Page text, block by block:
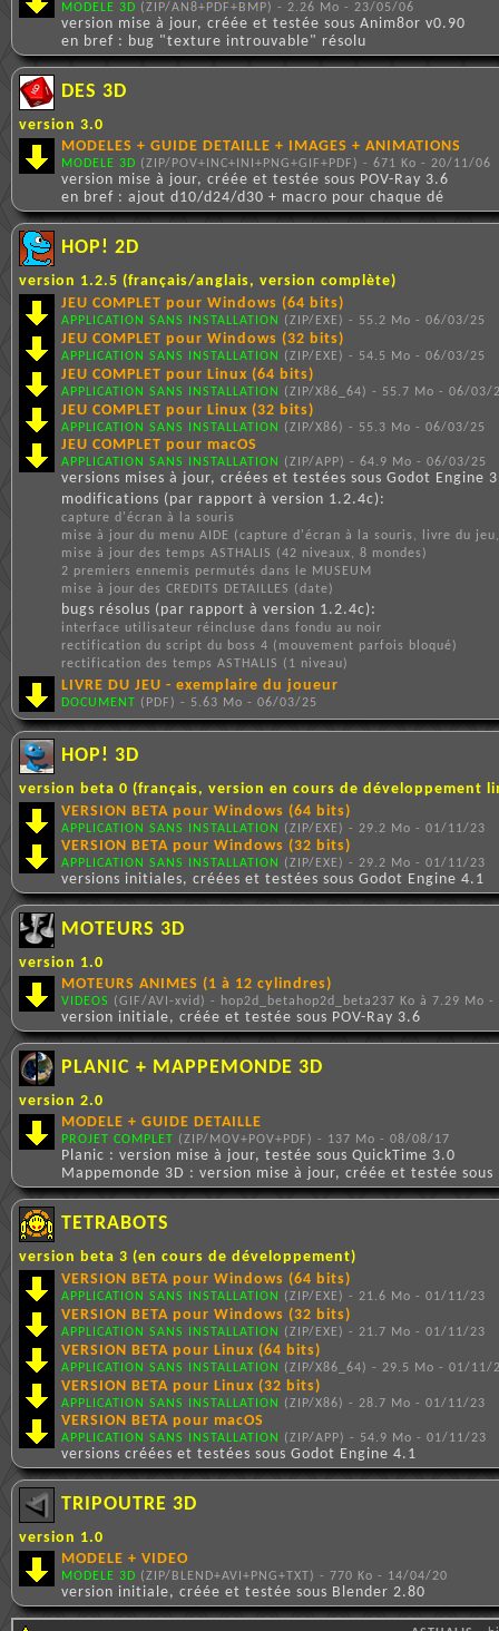
MODELE 3D (ZIP/AN8+PDF+BMP) - 2.26 Mo - 23/05/06
version mise à jour, créée et testée sous Anim8or v0.90
en bref : bug "texture introuvable" résolu
DES 3D
version 3.0
MODELES + GUIDE DETAILLE + IMAGES + ANIMATIONS
MODELE 3D (ZIP/POV+INC+INI+PNG+GIF+PDF) - 671 Ko - 20/11/06
version mise à jour, créée et testée sous POV-Ray 3.6
en bref : ajout d10/d24/d30 + macro pour chaque dé
HOP! 2D
version 1.2.5 (français/anglais, version complète)
JEU COMPLET pour Windows (64 bits)
APPLICATION SANS INSTALLATION (ZIP/EXE) - 55.2 Mo - 06/03/25
JEU COMPLET pour Windows (32 bits)
APPLICATION SANS INSTALLATION (ZIP/EXE) - 54.5 Mo - 06/03/25
JEU COMPLET pour Linux (64 bits)
APPLICATION SANS INSTALLATION (ZIP/X86_64) - 55.7 Mo - 06/03/
JEU COMPLET pour Linux (32 bits)
APPLICATION SANS INSTALLATION (ZIP/X86) - 55.3 Mo - 06/03/25
JEU COMPLET pour macOS
APPLICATION SANS INSTALLATION (ZIP/APP) - 64.9 Mo - 06/03/25
versions mises à jour, créées et testées sous Godot Engine
modifications (par rapport à version 1.2.4c):
capture d'écran à la souris
mise à jour du menu AIDE (capture d'écran à la souris, livre du
mise à jour des temps ASTHALIS (42 niveaux, 8 mondes)
2 premiers ennemis permutés dans le MUSEUM
mise à jour des CREDITS DETAILLES (date)
bugs résolus (par rapport à version 1.2.4c):
interface utilisateur réincluse dans fondu au noir
rectification du script du boss 4 (mouvement parfois bloqué)
rectification des temps ASTHALIS (1 niveau)
LIVRE DU JEU - exemplaire du joueur
DOCUMENT (PDF) - 5.63 Mo - 06/03/25
HOP! 3D
version beta 0 (français, version en cours de développement
VERSION BETA pour Windows (64 bits)
APPLICATION SANS INSTALLATION (ZIP/EXE) - 29.2 Mo - 01/11/23
VERSION BETA pour Windows (32 bits)
APPLICATION SANS INSTALLATION (ZIP/EXE) - 29.2 Mo - 01/11/23
versions initiales, créées et testées sous Godot Engine 4.1
MOTEURS 3D
version 1.0
MOTEURS ANIMES (1 à 12 cylindres)
VIDEOS (GIF/AVI-xvid) - hop2d_betahop2d_beta237 Ko à 7.29 Mo
version initiale, créée et testée sous POV-Ray 3.6
PLANIC + MAPPEMONDE 3D
version 2.0
MODELE + GUIDE DETAILLE
PROJET COMPLET (ZIP/MOV+POV+PDF) - 137 Mo - 08/08/17
Planic : version mise à jour, testée sous QuickTime 3.0
Mappemonde 3D : version mise à jour, créée et testée sous
TETRABOTS
version beta 3 (en cours de développement)
VERSION BETA pour Windows (64 bits)
APPLICATION SANS INSTALLATION (ZIP/EXE) - 21.6 Mo - 01/11/23
VERSION BETA pour Windows (32 bits)
APPLICATION SANS INSTALLATION (ZIP/EXE) - 21.7 Mo - 01/11/23
VERSION BETA pour Linux (64 bits)
APPLICATION SANS INSTALLATION (ZIP/X86_64) - 29.5 Mo - 01/11/
VERSION BETA pour Linux (32 bits)
APPLICATION SANS INSTALLATION (ZIP/X86) - 28.7 Mo - 01/11/23
VERSION BETA pour macOS
APPLICATION SANS INSTALLATION (ZIP/APP) - 54.9 Mo - 01/11/23
versions créées et testées sous Godot Engine 4.1
TRIPOUTRE 3D
version 1.0
MODELE + VIDEO
MODELE 3D (ZIP/BLEND+AVI+PNG+TXT) - 770 Ko - 14/04/20
version initiale, créée et testée sous Blender 2.80